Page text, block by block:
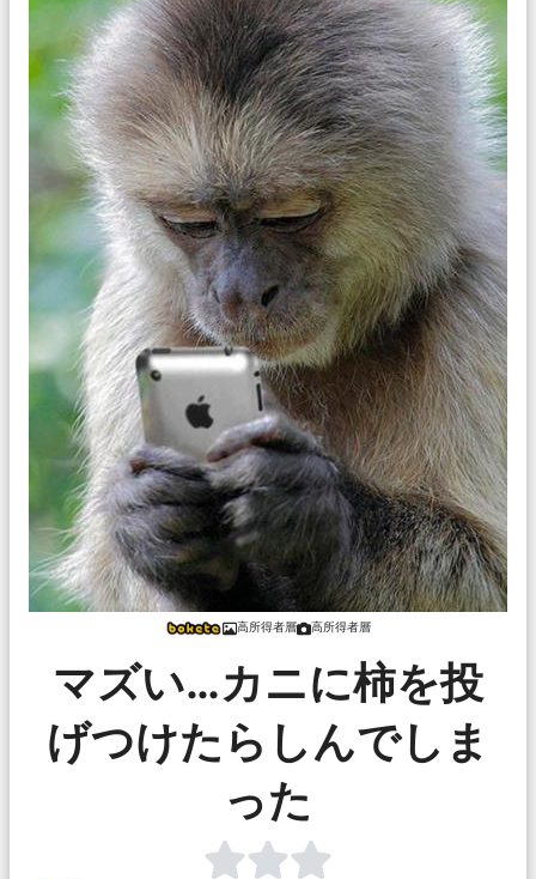
高所得者層 高所得者層
マズい…カニに柿を投
げつけたらしんでしま
った